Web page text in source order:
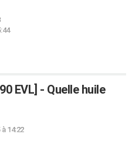
EVL] - Quelle huile
14:22